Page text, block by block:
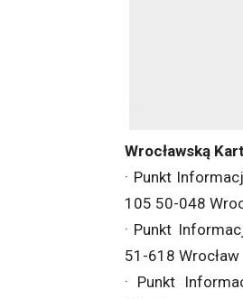
Wrocławską
· Punkt
105 50-048
· Punkt
51-618 Wrocław
· Punkt